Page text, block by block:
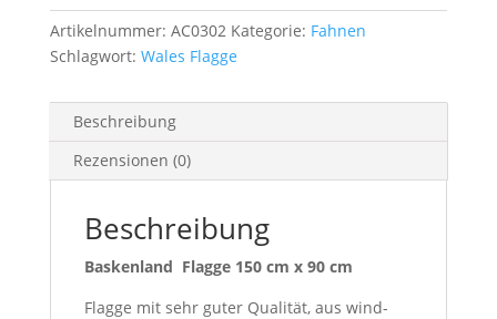
Artikelnummer: AC0302 Kategorie: Fahnen
Schlagwort: Wales Flagge
Beschreibung
Rezensionen (0)
Beschreibung
Baskenland Flagge 150 cm x 90 cm
Flagge mit sehr guter Qualität, aus wind-